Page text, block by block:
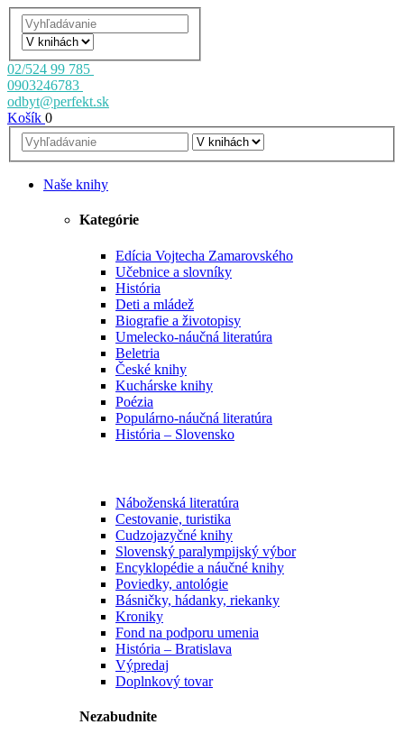
02/524 99 785
0903246783
odbyt@perfekt.sk
Košík 0
Naše knihy
Kategórie
Edícia Vojtecha Zamarovského
Učebnice a slovníky
História
Deti a mládež
Biografie a životopisy
Umelecko-náučná literatúra
Beletria
České knihy
Kuchárske knihy
Poézia
Populárno-náučná literatúra
História – Slovensko
Náboženská literatúra
Cestovanie, turistika
Cudzojazyčné knihy
Slovenský paralympijský výbor
Encyklopédie a náučné knihy
Poviedky, antológie
Básničky, hádanky, riekanky
Kroniky
Fond na podporu umenia
História – Bratislava
Výpredaj
Doplnkový tovar
Nezabudnite